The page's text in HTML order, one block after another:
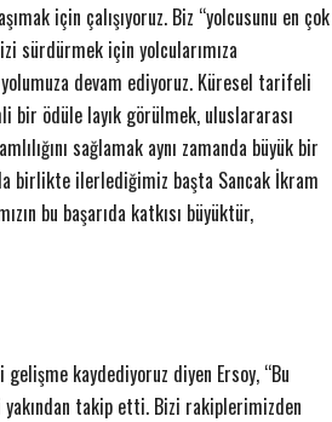
için çalışıyoruz. Biz “yolcusunu en çok
sürdürmek için yolcularımıza
devam ediyoruz. Küresel tarifeli
bir ödüle layık görülmek, uluslararası
sağlamak aynı zamanda büyük bir
birlikte ilerlediğimiz başta Sancak İkram
bu başarıda katkısı büyüktür,
kaydediyoruz diyen Ersoy, “Bu
yakından takip etti. Bizi rakiplerimizden